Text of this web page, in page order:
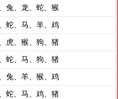
兔、龙、蛇、猴
蛇、马、羊、鸡
虎、猴、狗、猪
蛇、马、狗、猪
兔、羊、猴、鸡
蛇、马、鸡、猪